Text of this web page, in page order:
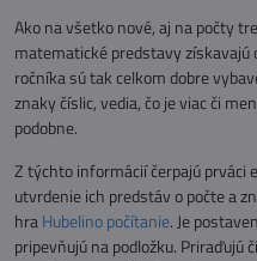
Ako na všetko nové, aj na počty
matematické predstavy získavajú
ročníka sú tak celkom dobre
znaky číslic, vedia, čo je viac či
podobne.
Z týchto informácií čerpajú prváci
utvrdenie ich predstáv o počte a
hraHubelino počítanie. Je
pripevňujú na podložku. Priraďujú